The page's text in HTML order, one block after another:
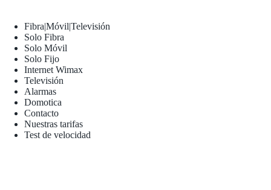
Fibra|Móvil|Televisión
Solo Fibra
Solo Móvil
Solo Fijo
Internet Wimax
Televisión
Alarmas
Domotica
Contacto
Nuestras tarifas
Test de velocidad